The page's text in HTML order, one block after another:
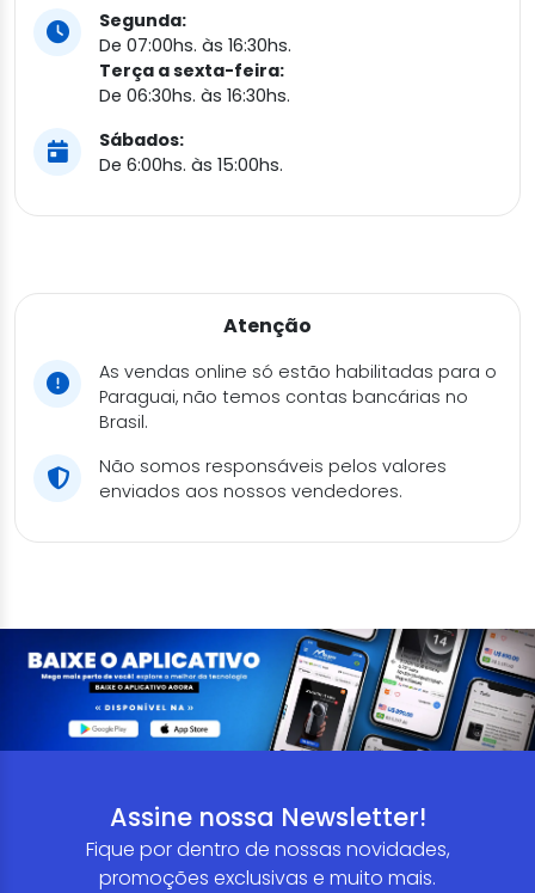
Segunda:
De 07:00hs. às 16:30hs.
Terça a sexta-feira:
De 06:30hs. às 16:30hs.
Sábados:
De 6:00hs. às 15:00hs.
Atenção
As vendas online só estão habilitadas para o
Paraguai, não temos contas bancárias no
Brasil.
Não somos responsáveis pelos valores
enviados aos nossos vendedores.
Assine nossa Newsletter!
Fique por dentro de nossas novidades,
promoções exclusivas e muito mais.